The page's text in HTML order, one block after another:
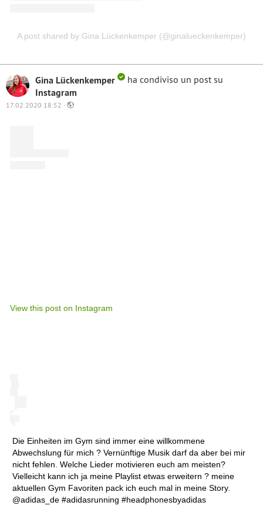
A post shared by Gina Lückenkemper (@ginalueckenkemper)
Gina Lückenkemper ha condiviso un post su
Instagram
17.02.2020 18:52 ·
View this post on Instagram
Die Einheiten im Gym sind immer eine willkommene
Abwechslung für mich ? Vernünftige Musik darf da aber bei mir
nicht fehlen. Welche Lieder motivieren euch am meisten?
Vielleicht kann ich ja meine Playlist etwas erweitern ? meine
aktuellen Gym Favoriten pack ich euch mal in meine Story.
@adidas_de #adidasrunning #headphonesbyadidas